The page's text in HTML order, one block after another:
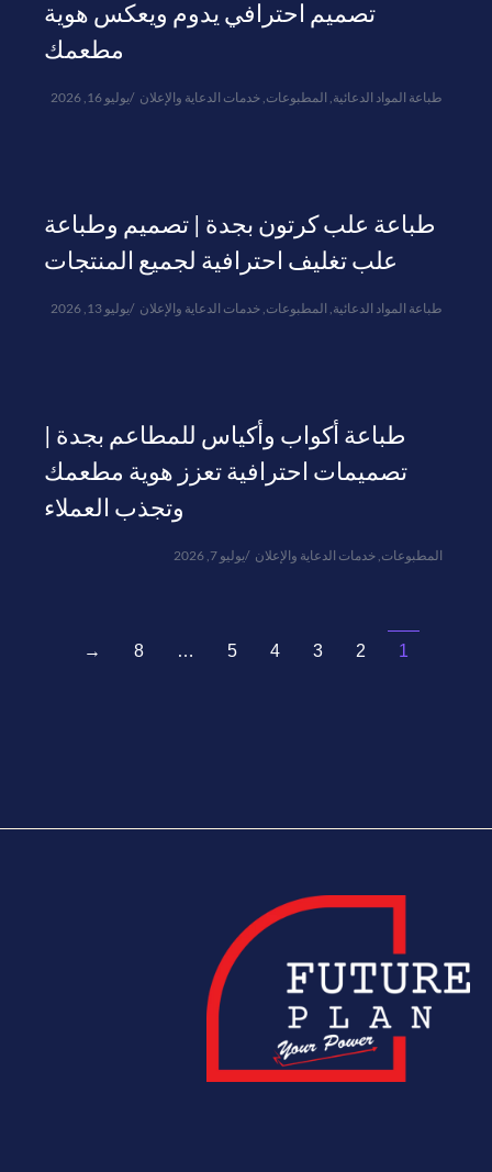
تصميم احترافي يدوم ويعكس هوية
مطعمك
طباعة المواد الدعائية, المطبوعات, خدمات الدعاية والإعلان يوليو 16, 2026
طباعة علب كرتون بجدة | تصميم وطباعة
علب تغليف احترافية لجميع المنتجات
طباعة المواد الدعائية, المطبوعات, خدمات الدعاية والإعلان يوليو 13, 2026
طباعة أكواب وأكياس للمطاعم بجدة |
تصميمات احترافية تعزز هوية مطعمك
وتجذب العملاء
المطبوعات, خدمات الدعاية والإعلان يوليو 7, 2026
1
2
3
4
5
…
8
→